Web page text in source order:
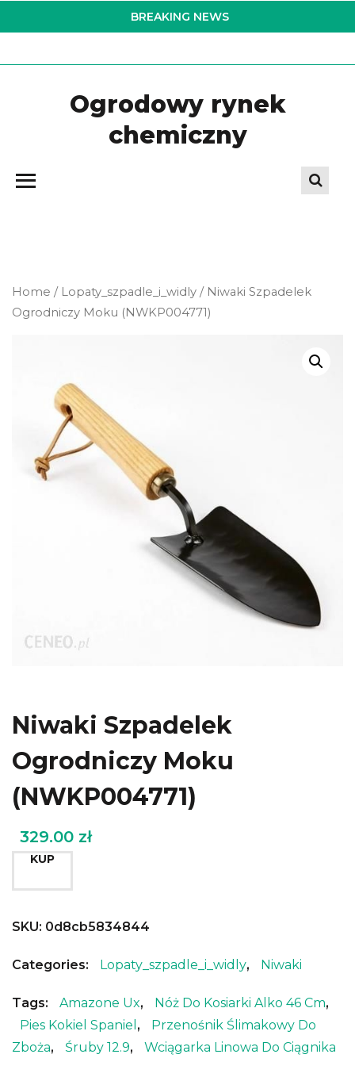
to
BREAKING NEWS
Ogrodowy rynek
chemiczny
Home / Lopaty_szpadle_i_widly / Niwaki Szpadelek
Ogrodniczy Moku (NWKP004771)
Niwaki Szpadelek
Ogrodniczy Moku
(NWKP004771)
329.00 zł
KUP
SKU: 0d8cb5834844
Categories: Lopaty_szpadle_i_widly, Niwaki
Tags: Amazone Ux, Nóż Do Kosiarki Alko 46 Cm,
Pies Kokiel Spaniel ,
Przenośnik Ślimakowy Do
Zboża, Śruby 12.9, Wciągarka Linowa Do Ciągnika